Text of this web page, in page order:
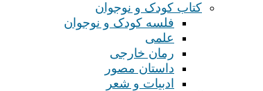
کتاب کودک و نوجوان
فلسه کودک و نوجوان
علمی
رمان خارجی
داستان مصور
ادبیات و شعر